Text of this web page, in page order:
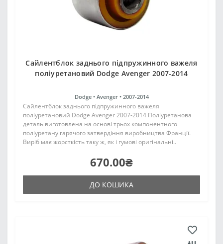
Сайлентблок заднього підпружинного важеля
поліуретановий Dodge Avenger 2007-2014
Dodge • Avenger • 2007-2014
Сайлентблок заднього підпружинного важеля
поліуретановий Dodge Avenger 2007-2014 Поліуретанова
деталь виготовлена на основі трьох компонентного
поліуретану гарячого затвердіння виробництва Франції.
Виріб має жорсткість таку ж, як і гумові оригінальні..
670.00₴
ДО КОШИКА